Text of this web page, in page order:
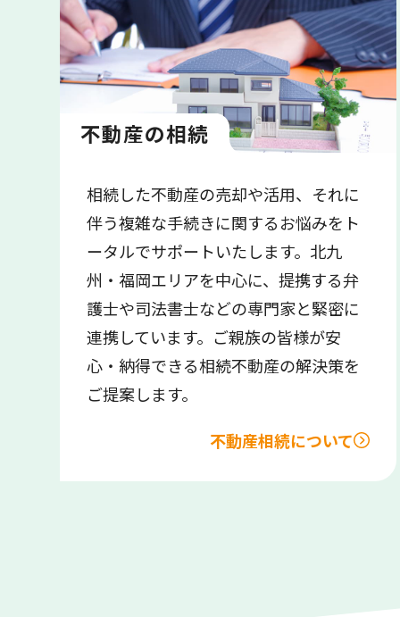
不動産の相続
相続した不動産の売却や活用、それに
伴う複雑な手続きに関するお悩みをト
ータルでサポートいたします。北九
州・福岡エリアを中心に、提携する弁
護士や司法書士などの専門家と緊密に
連携しています。ご親族の皆様が安
心・納得できる相続不動産の解決策を
ご提案します。
不動産相続について